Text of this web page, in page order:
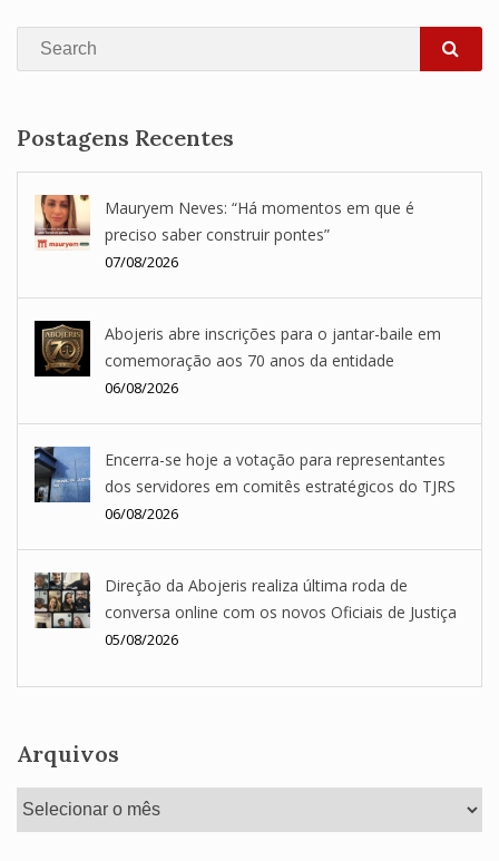
Search
Postagens Recentes
Mauryem Neves: “Há momentos em que é
preciso saber construir pontes”
07/08/2026
Abojeris abre inscrições para o jantar-baile em
comemoração aos 70 anos da entidade
06/08/2026
Encerra-se hoje a votação para representantes
dos servidores em comitês estratégicos do TJRS
06/08/2026
Direção da Abojeris realiza última roda de
conversa online com os novos Oficiais de Justiça
05/08/2026
Arquivos
Arquivos